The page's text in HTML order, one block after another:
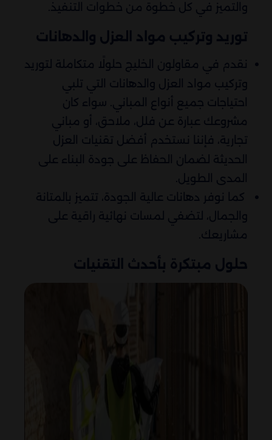
والتميز في كل خطوة من خطوات التنفيذ.
توريد وتركيب مواد العزل والدهانات
نقدم في مقاولون الخليج حلولًا متكاملة لتوريد
وتركيب مواد العزل والدهانات التي تلبي
احتياجات جميع أنواع المباني. سواء كان
مشروعك عبارة عن فلل، ملاحق، أو مباني
تجارية، فإننا نستخدم أفضل تقنيات العزل
الحديثة لضمان الحفاظ على جودة البناء على
المدى الطويل.
كما نوفر دهانات عالية الجودة، تتميز بالمتانة
والجمال، لتضفي لمسات نهائية راقية على
مشاريعك.
حلول مبتكرة بأحدث التقنيات